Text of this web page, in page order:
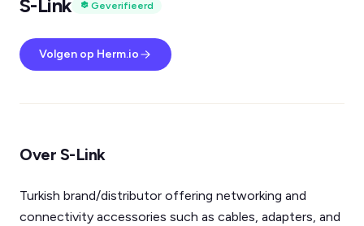
S-Link
Geverifieerd
Volgen op Herm.io
Over S-Link
Turkish brand/distributor offering networking and
connectivity accessories such as cables, adapters, and